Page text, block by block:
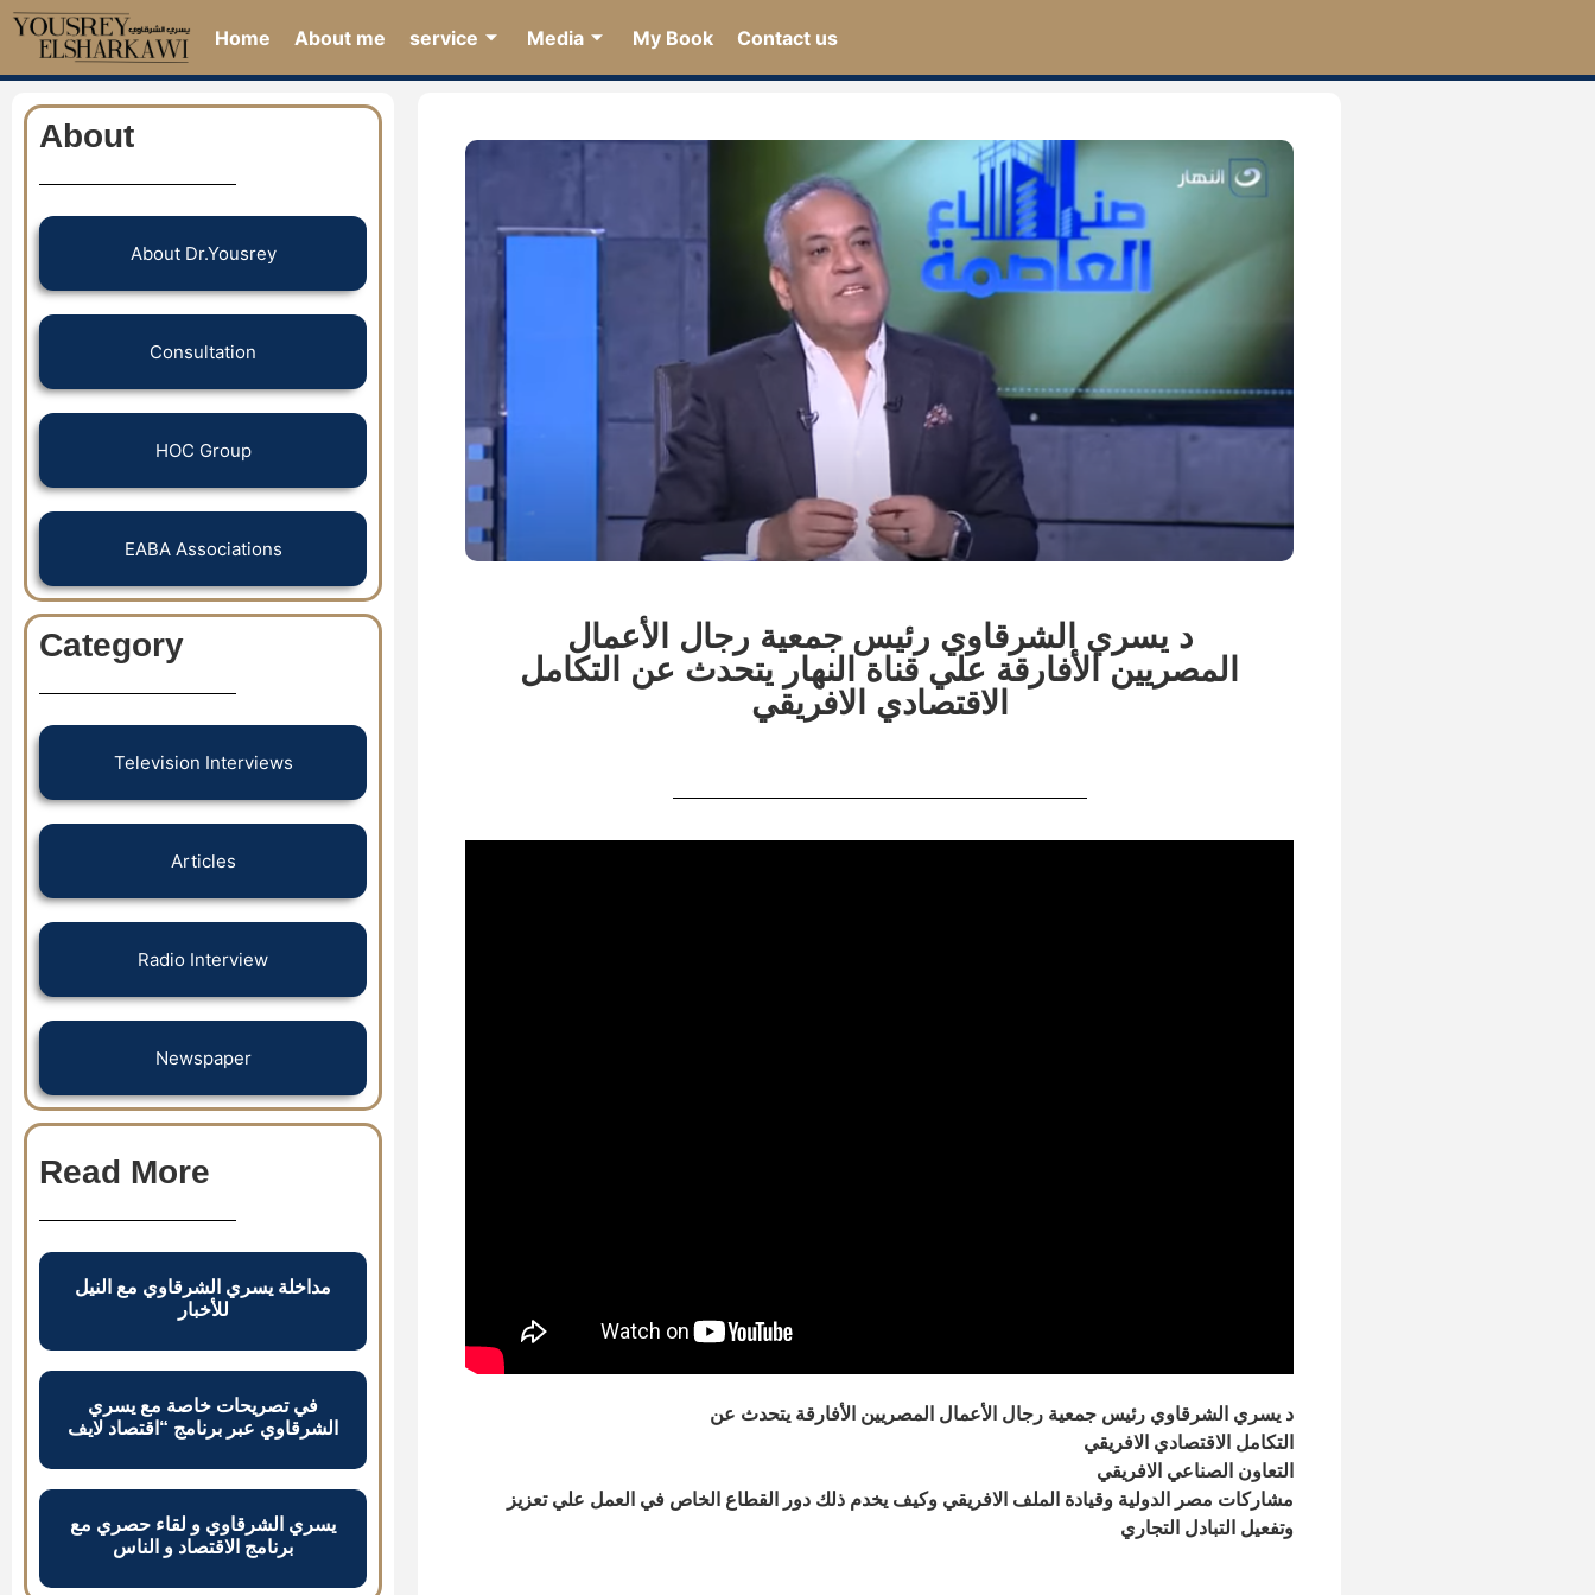
Home About me service Media My Book Contact us
About
About Dr.Yousrey
Consultation
HOC Group
EABA Associations
Category
Television Interviews
Articles
Radio Interview
Newspaper
Read More
مداخلة يسري الشرقاوي مع النيل
للأخبار
في تصريحات خاصة مع يسري
الشرقاوي عبر برنامج “اقتصاد لايف
يسري الشرقاوي و لقاء حصري مع
برنامج الاقتصاد و الناس
د يسري الشرقاوي رئيس جمعية رجال الأعمال
المصريين الأفارقة علي قناة النهار يتحدث عن التكامل
الاقتصادي الافريقي
د يسري الشرقاوي رئيس جمعية رجال الأعمال المصريين الأفارقة يتحدث عن
التكامل الاقتصادي الافريقي
التعاون الصناعي الافريقي
مشاركات مصر الدولية وقيادة الملف الافريقي وكيف يخدم ذلك دور القطاع الخاص في العمل علي تعزيز
وتفعيل التبادل التجاري